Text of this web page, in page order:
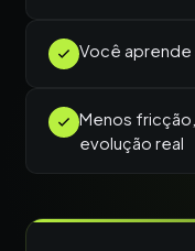
Você
Menos
evolução real